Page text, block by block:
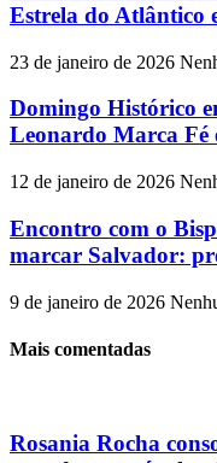
Estrela do Atlântico
23 de janeiro de 2026
Domingo Histórico
Leonardo Marca Fé
12 de janeiro de 2026
Encontro com o
marcar Salvador:
9 de janeiro de 2026
Mais comentadas
Rosania Rocha